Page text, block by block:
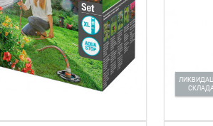
СКЛАДА